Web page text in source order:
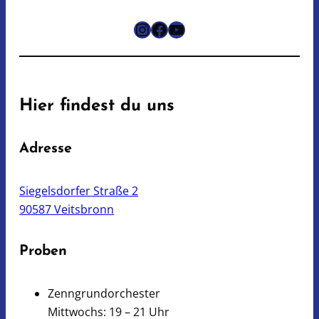
Instagram
Facebook
YouTube
Hier findest du uns
Adresse
Siegelsdorfer Straße 2
90587 Veitsbronn
Proben
Zenngrundorchester
Mittwochs: 19 – 21 Uhr